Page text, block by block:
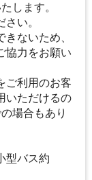
します。
い。
ないため、
協力をお願い
ご利用のお客
いただけるの
場合もあり
型バス約